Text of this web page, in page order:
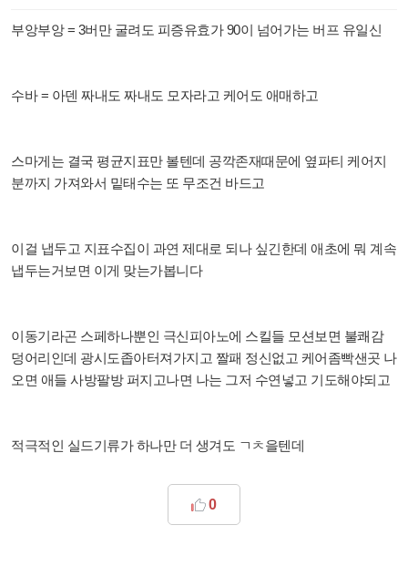
부앙부앙 = 3버만 굴려도 피증유효가 90이 넘어가는 버프 유일신
수바 = 아덴 짜내도 짜내도 모자라고 케어도 애매하고
스마게는 결국 평균지표만 볼텐데 공깍존재때문에 옆파티 케어지
분까지 가져와서 밑태수는 또 무조건 바드고
이걸 냅두고 지표수집이 과연 제대로 되나 싶긴한데 애초에 뭐 계속
냅두는거보면 이게 맞는가봅니다
이동기라곤 스페하나뿐인 극신피아노에 스킬들 모션보면 불쾌감
덩어리인데 광시도좁아터져가지고 짤패 정신없고 케어좀빡샌곳 나
오면 애들 사방팔방 퍼지고나면 나는 그저 수연넣고 기도해야되고
적극적인 실드기류가 하나만 더 생겨도 ㄱㅊ을텐데
0